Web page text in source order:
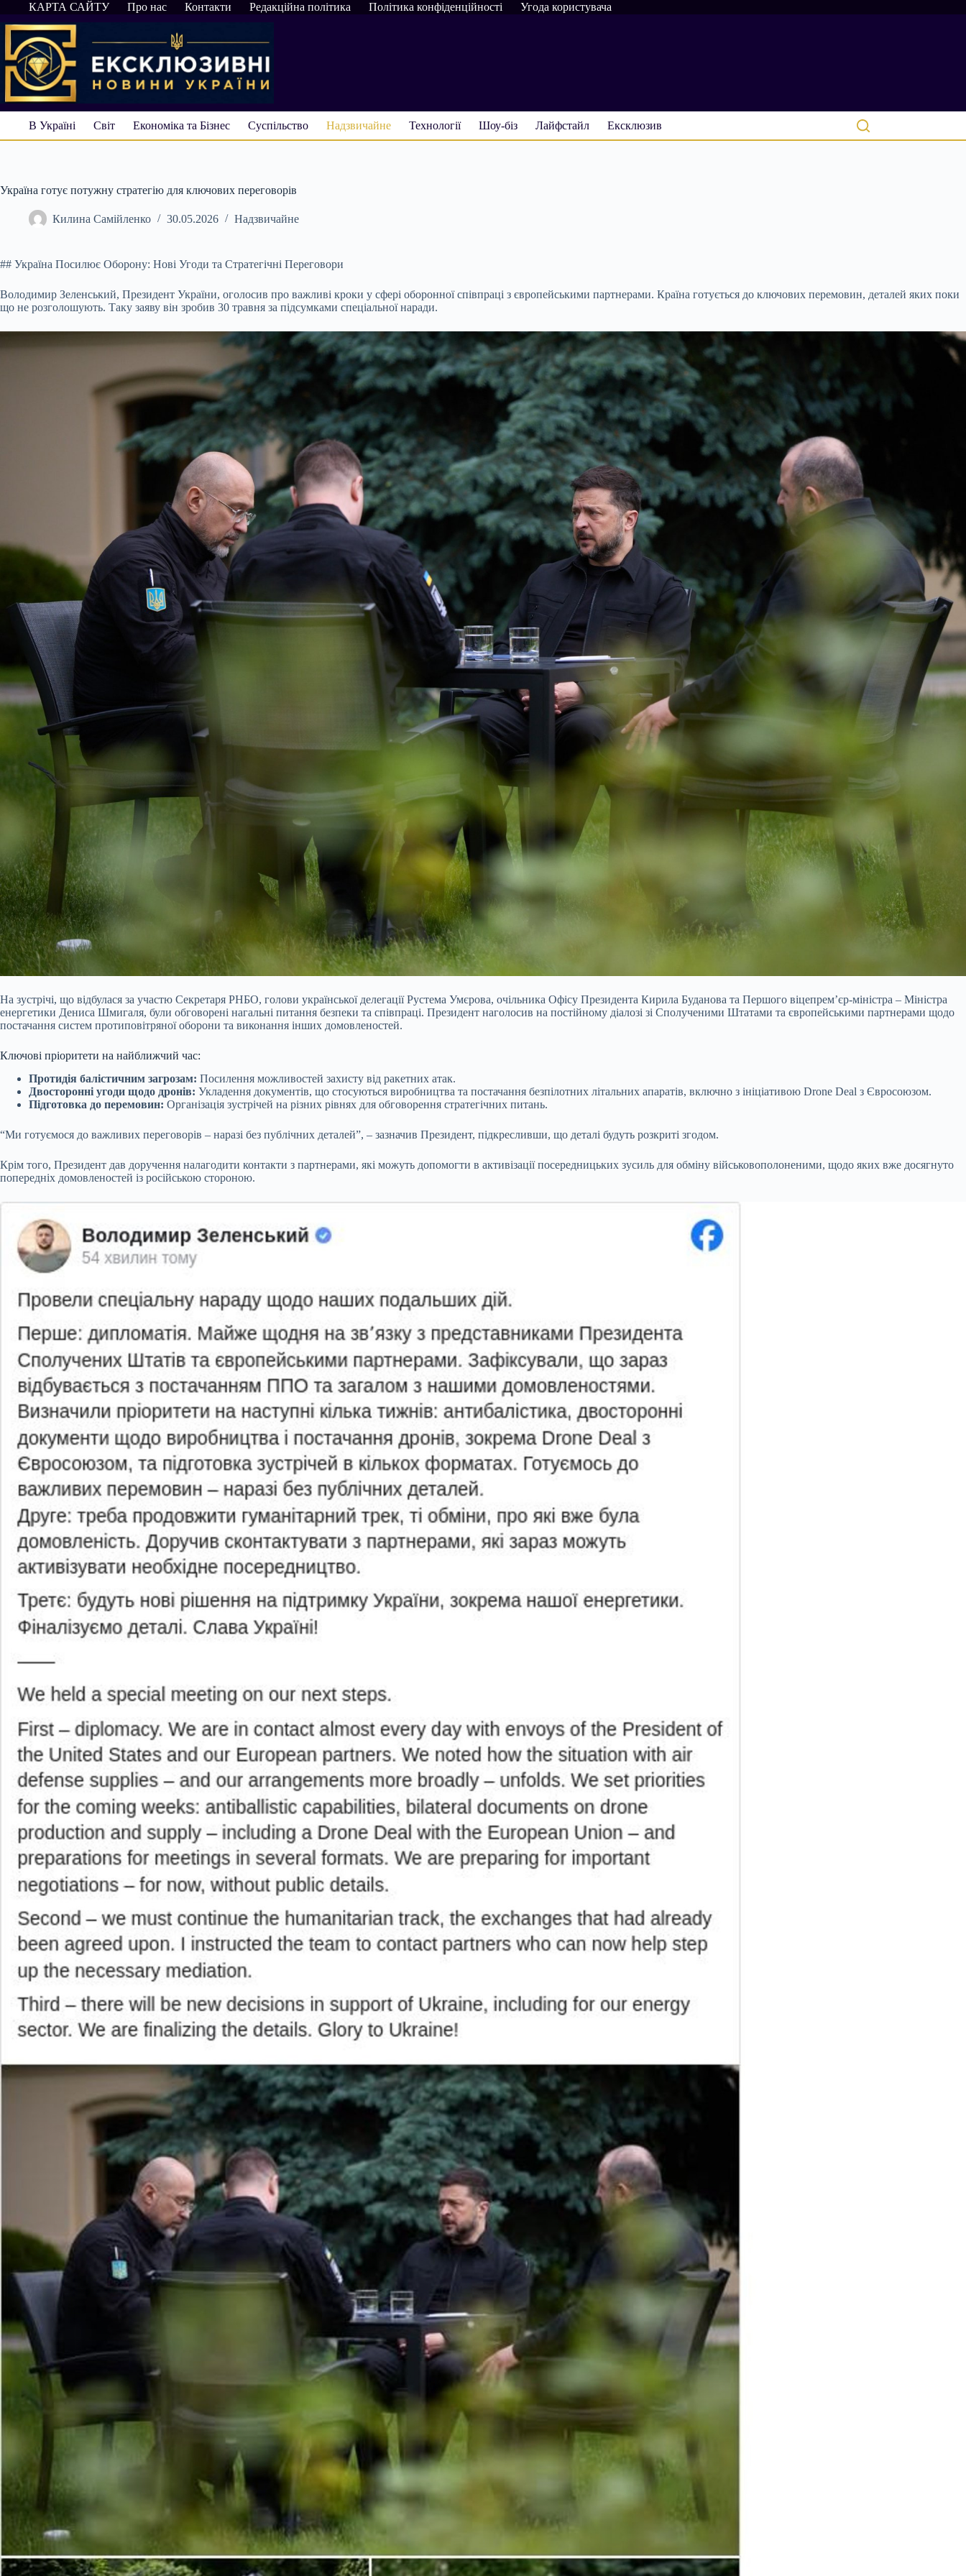
Перейти
до
вмісту
КАРТА САЙТУ Про нас Контакти Редакційна політика Політика конфіденційності Угода користувача
В Україні Світ Економіка та Бізнес Суспільство Надзвичайне Технології Шоу-біз Лайфстайл Ексклюзив
Україна готує потужну стратегію для ключових переговорів
Килина Самійленко 30.05.2026 Надзвичайне
## Україна Посилює Оборону: Нові Угоди та Стратегічні Переговори
Володимир Зеленський, Президент України, оголосив про важливі кроки у сфері оборонної співпраці з європейськими партнерами. Країна готується до ключових перемовин, деталей яких поки
що не розголошують. Таку заяву він зробив 30 травня за підсумками спеціальної наради.
На зустрічі, що відбулася за участю Секретаря РНБО, голови української делегації Рустема Умєрова, очільника Офісу Президента Кирила Буданова та Першого віцепрем’єр-міністра – Міністра
енергетики Дениса Шмигаля, були обговорені нагальні питання безпеки та співпраці. Президент наголосив на постійному діалозі зі Сполученими Штатами та європейськими партнерами щодо
постачання систем протиповітряної оборони та виконання інших домовленостей.
Ключові пріоритети на найближчий час:
Протидія балістичним загрозам: Посилення можливостей захисту від ракетних атак.
Двосторонні угоди щодо дронів: Укладення документів, що стосуються виробництва та постачання безпілотних літальних апаратів, включно з ініціативою Drone Deal з Євросоюзом.
Підготовка до перемовин: Організація зустрічей на різних рівнях для обговорення стратегічних питань.
“Ми готуємося до важливих переговорів – наразі без публічних деталей”, – зазначив Президент, підкресливши, що деталі будуть розкриті згодом.
Крім того, Президент дав доручення налагодити контакти з партнерами, які можуть допомогти в активізації посередницьких зусиль для обміну військовополоненими, щодо яких вже досягнуто
попередніх домовленостей із російською стороною.